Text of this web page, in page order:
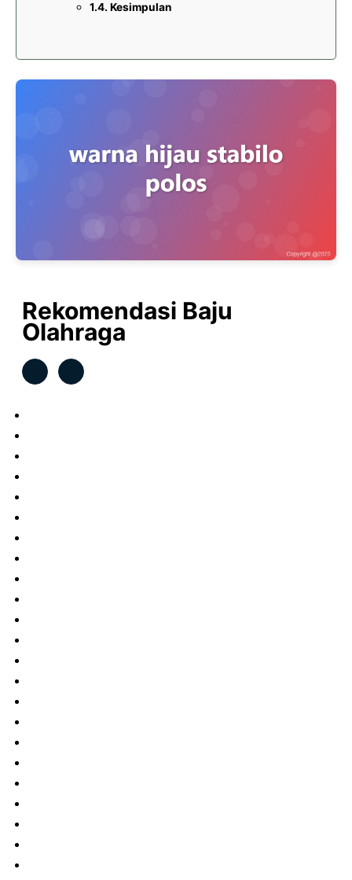
Kesimpulan
Rekomendasi Baju
Olahraga